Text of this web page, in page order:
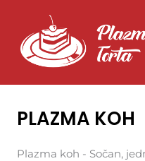
sadržaj
PLAZMA KOH
Plazma koh - Sočan,